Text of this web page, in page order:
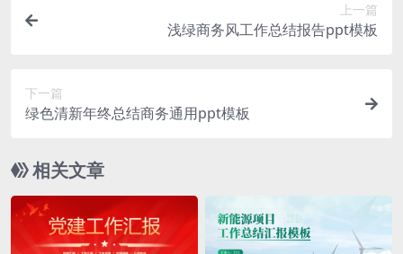
上一篇
浅绿商务风工作总结报告ppt模板
下一篇
绿色清新年终总结商务通用ppt模板
相关文章